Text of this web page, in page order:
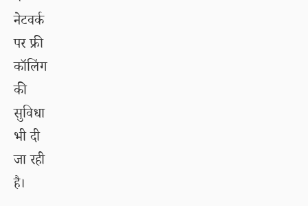
नेटवर्क
पर फ्री
कॉलिंग
की
सुविधा
भी दी
जा रही
है।